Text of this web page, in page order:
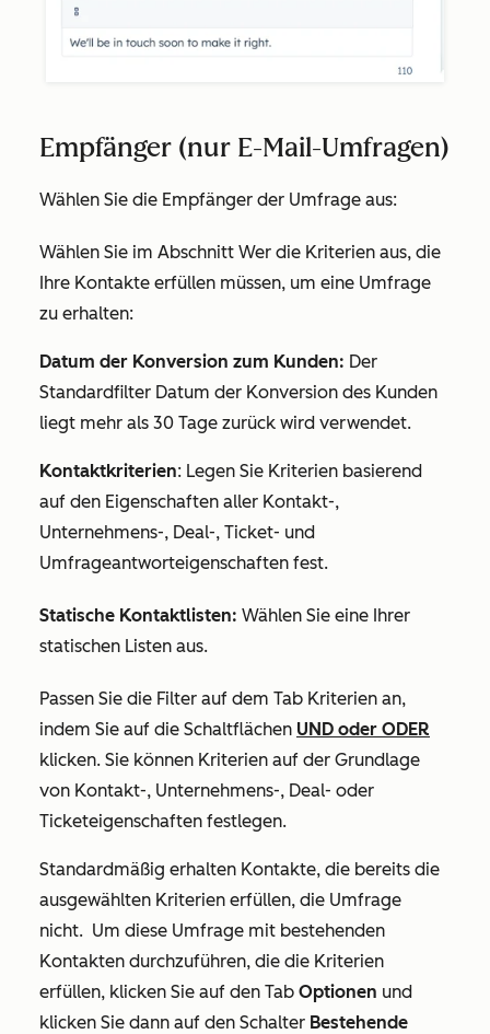
Empfänger (nur E-Mail-Umfragen)
Wählen Sie die Empfänger der Umfrage aus:
Wählen Sie im Abschnitt Wer die Kriterien aus, die
Ihre Kontakte erfüllen müssen, um eine Umfrage
zu erhalten:
Datum der Konversion zum Kunden: Der
Standardfilter Datum der Konversion des Kunden
liegt mehr als 30 Tage zurück wird verwendet.
Kontaktkriterien: Legen Sie Kriterien basierend
auf den Eigenschaften aller Kontakt-,
Unternehmens-, Deal-, Ticket- und
Umfrageantworteigenschaften fest.
Statische Kontaktlisten: Wählen Sie eine Ihrer
statischen Listen aus.
Passen Sie die Filter auf dem Tab Kriterien an,
indem Sie auf die Schaltflächen UND oder ODER
klicken. Sie können Kriterien auf der Grundlage
von Kontakt-, Unternehmens-, Deal- oder
Ticketeigenschaften festlegen.
Standardmäßig erhalten Kontakte, die bereits die
ausgewählten Kriterien erfüllen, die Umfrage
nicht. Um diese Umfrage mit bestehenden
Kontakten durchzuführen, die die Kriterien
erfüllen, klicken Sie auf den Tab Optionen und
klicken Sie dann auf den Schalter Bestehende